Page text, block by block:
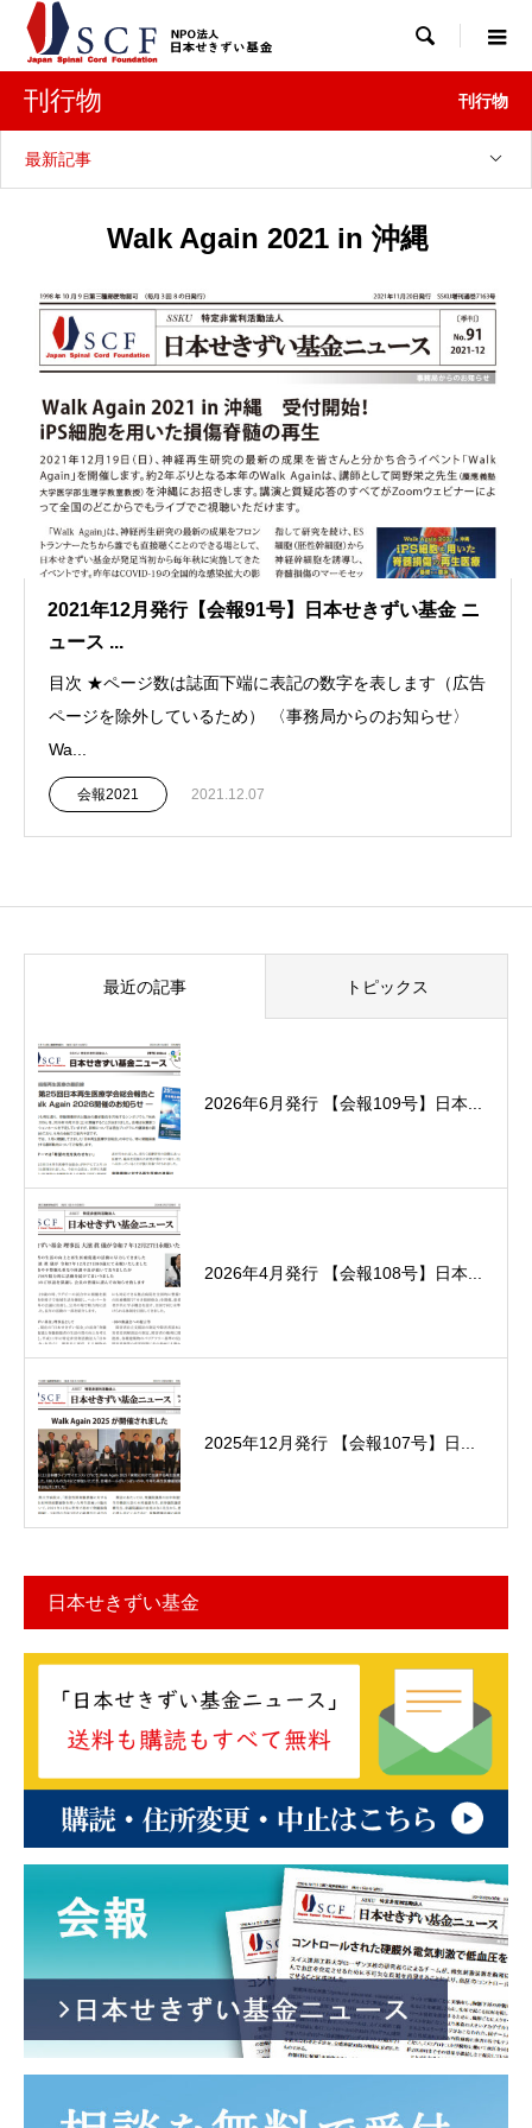

刊行物 刊行物
最新記事
Walk Again 2021 in 沖縄
2021年12月発行【会報91号】日本せきずい基金 ニ
ュース ...
目次 ★ページ数は誌面下端に表記の数字を表します（広告
ページを除外しているため） 〈事務局からのお知らせ〉
Wa...
会報2021 2021.12.07
最近の記事 トピックス
2026年6月発行 【会報109号】日本...
2026年4月発行 【会報108号】日本...
2025年12月発行 【会報107号】日...
日本せきずい基金